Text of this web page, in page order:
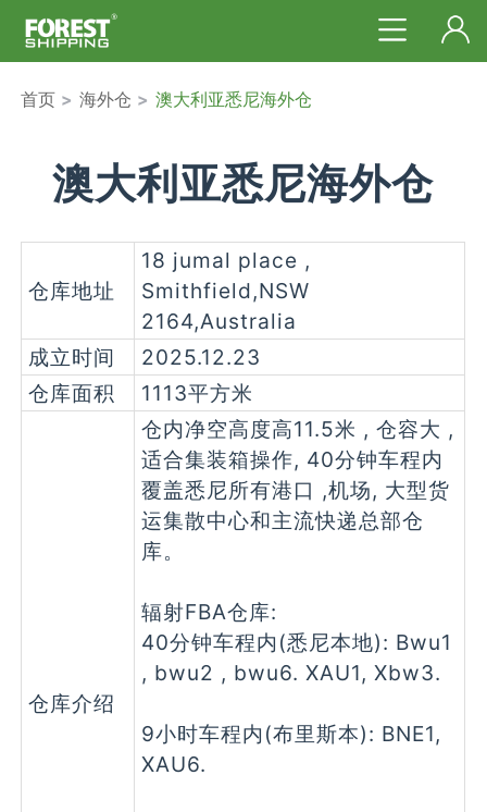
首页 > 海外仓 > 澳大利亚悉尼海外仓
澳大利亚悉尼海外仓
仓库地址
18 jumal place ,
Smithfield,NSW
2164,Australia
成立时间
2025.12.23
仓库面积
1113平方米
仓库介绍
仓内净空高度高11.5米 , 仓容大 ,
适合集装箱操作, 40分钟车程内
覆盖悉尼所有港口 ,机场, 大型货
运集散中心和主流快递总部仓
库。
辐射FBA仓库:
40分钟车程内(悉尼本地): Bwu1
, bwu2 , bwu6. XAU1, Xbw3.
9小时车程内(布里斯本): BNE1,
XAU6.